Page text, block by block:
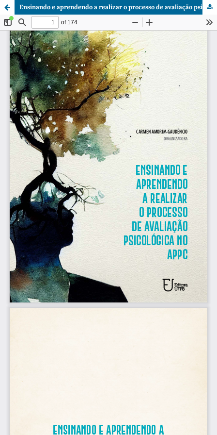
Ensinando e aprendendo a realizar o processo de avaliação psicológica no APPC.pdf